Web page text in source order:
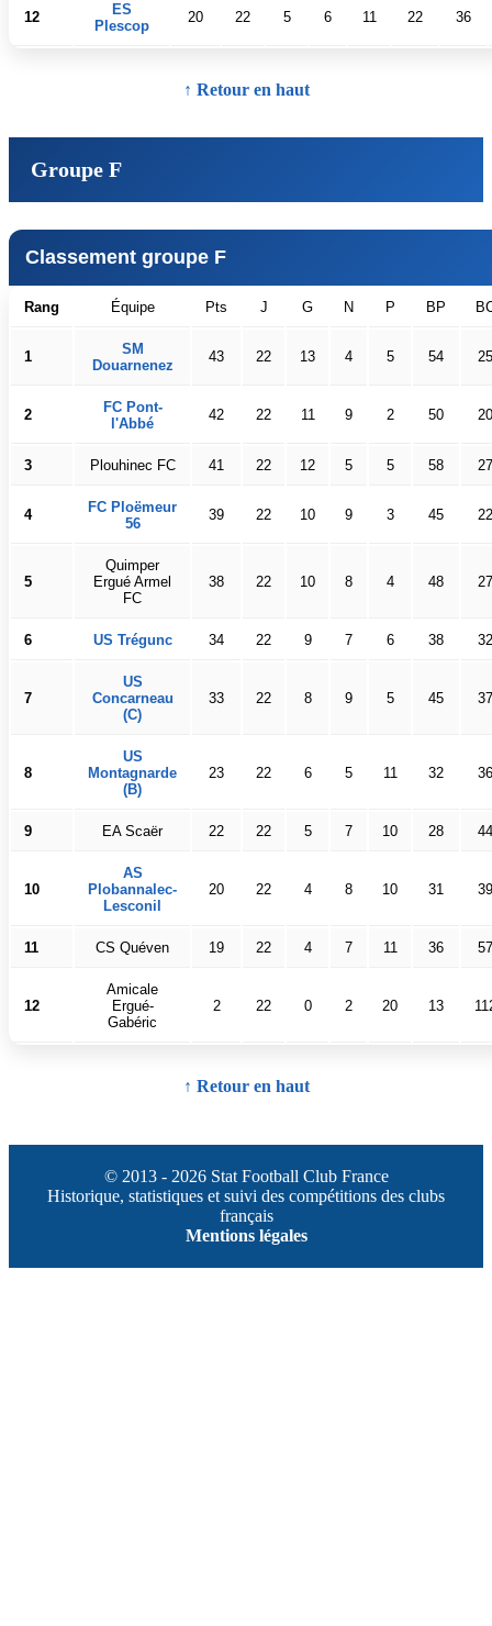
12
ES
Plescop
20 22 5 6 11 22 36
↑ Retour en haut
Groupe F
Classement groupe F
Rang Équipe Pts J G N P BP
1
SM
Douarnenez
43 22 13 4 5 54 25
2
FC Pont-
l'Abbé
42 22 11 9 2 50 20
3 Plouhinec FC 41 22 12 5 5 58 27
4
FC Ploëmeur
56
39 22 10 9 3 45 22
5
Quimper
Ergué Armel
FC
38 22 10 8 4 48 27
6 US Trégunc 34 22 9 7 6 38 32
7
US
Concarneau
(C)
33 22 8 9 5 45 37
8
US
Montagnarde
(B)
23 22 6 5 11 32 36
9 EA Scaër 22 22 5 7 10 28 44
10
AS
Plobannalec-
Lesconil
20 22 4 8 10 31 39
11 CS Quéven 19 22 4 7 11 36 57
12
Amicale
Ergué-
Gabéric
2 22 0 2 20 13
↑ Retour en haut
© 2013 - 2026 Stat Football Club France
Historique, statistiques et suivi des compétitions des clubs
français
Mentions légales